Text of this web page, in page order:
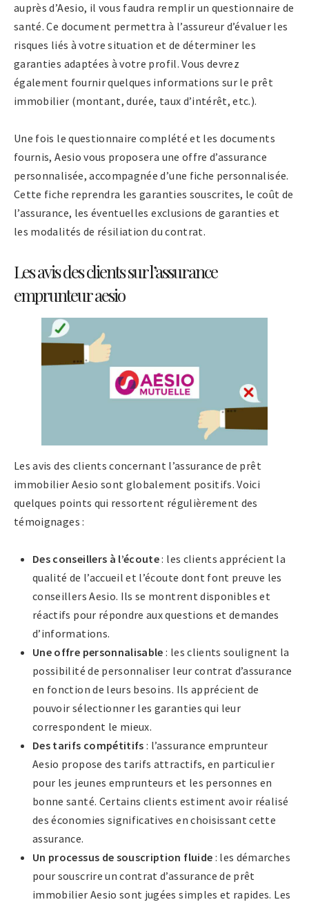
auprès d’Aesio, il vous faudra remplir un questionnaire de
santé. Ce document permettra à l’assureur d’évaluer les
risques liés à votre situation et de déterminer les
garanties adaptées à votre profil. Vous devrez
également fournir quelques informations sur le prêt
immobilier (montant, durée, taux d’intérêt, etc.).
Une fois le questionnaire complété et les documents
fournis, Aesio vous proposera une offre d’assurance
personnalisée, accompagnée d’une fiche personnalisée.
Cette fiche reprendra les garanties souscrites, le coût de
l’assurance, les éventuelles exclusions de garanties et
les modalités de résiliation du contrat.
Les avis des clients sur l’assurance
emprunteur aesio
Les avis des clients concernant l’assurance de prêt
immobilier Aesio sont globalement positifs. Voici
quelques points qui ressortent régulièrement des
témoignages :
Des conseillers à l’écoute: les clients apprécient la
qualité de l’accueil et l’écoute dont font preuve les
conseillers Aesio. Ils se montrent disponibles et
réactifs pour répondre aux questions et demandes
d’informations.
Une offre personnalisable : les clients soulignent la
possibilité de personnaliser leur contrat d’assurance
en fonction de leurs besoins. Ils apprécient de
pouvoir sélectionner les garanties qui leur
correspondent le mieux.
Des tarifs compétitifs : l’assurance emprunteur
Aesio propose des tarifs attractifs, en particulier
pour les jeunes emprunteurs et les personnes en
bonne santé. Certains clients estiment avoir réalisé
des économies significatives en choisissant cette
assurance.
Un processus de souscription fluide : les démarches
pour souscrire un contrat d’assurance de prêt
immobilier Aesio sont jugées simples et rapides. Les